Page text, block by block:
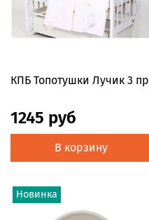
КПБ Топотушки Лучик 3 пр
1245 руб
В корзину
Новинка